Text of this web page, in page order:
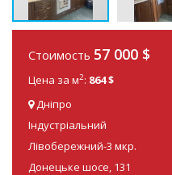
Стоимость 57 000 $
Цена за м2: 864 $
Дніпро
Індустріальний
Лівобережний-3 мкр.
Донецьке шосе, 131